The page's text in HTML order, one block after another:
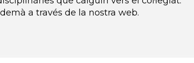
a través de la nostra web.